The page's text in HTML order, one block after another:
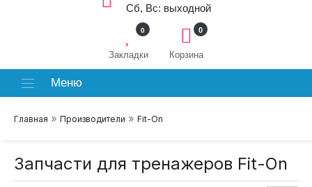
Сб, Вс: выходной
Закладки
0
Корзина
0
Меню
Главная » Производители » Fit-On
Запчасти для тренажеров Fit-On